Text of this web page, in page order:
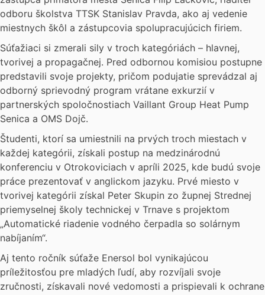
odboru školstva TTSK Stanislav Pravda, ako aj vedenie
miestnych škôl a zástupcovia spolupracujúcich firiem.
Súťažiaci si zmerali sily v troch kategóriách – hlavnej,
tvorivej a propagačnej. Pred odbornou komisiou postupne
predstavili svoje projekty, pričom podujatie sprevádzal aj
odborný sprievodný program vrátane exkurzií v
partnerských spoločnostiach Vaillant Group Heat Pump
Senica a OMS Dojč.
Študenti, ktorí sa umiestnili na prvých troch miestach v
každej kategórii, získali postup na medzinárodnú
konferenciu v Otrokoviciach v apríli 2025, kde budú svoje
práce prezentovať v anglickom jazyku. Prvé miesto v
tvorivej kategórii získal Peter Skupin zo župnej Strednej
priemyselnej školy technickej v Trnave s projektom
„Automatické riadenie vodného čerpadla so solárnym
nabíjaním“.
Aj tento ročník súťaže Enersol bol vynikajúcou
príležitosťou pre mladých ľudí, aby rozvíjali svoje
zručnosti, získavali nové vedomosti a prispievali k ochrane